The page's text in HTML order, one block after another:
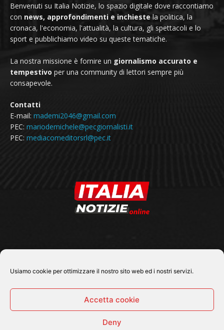
Usiamo cookie per ottimizzare il nostro sito web ed i nostri servizi.
Accetta cookie
Deny
Benvenuti su Italia Notizie, lo spazio digitale dove raccontiamo
con news, approfondimenti e inchieste la politica, la
cronaca, l'economia, l'attualità, la cultura, gli spettacoli e lo
sport e pubblichiamo video su queste tematiche.
La nostra missione è fornire un giornalismo accurato e
tempestivo per una community di lettori sempre più
consapevole.
Contatti
E-mail: mademi2046@gmail.com
PEC: mariodemichele@pecgiornalisti.it
PEC: mediacomeditorsrl@pec.it
SEGUICI SU
© 2026 Tutti i diritti riservati - Italia Notizie .online |